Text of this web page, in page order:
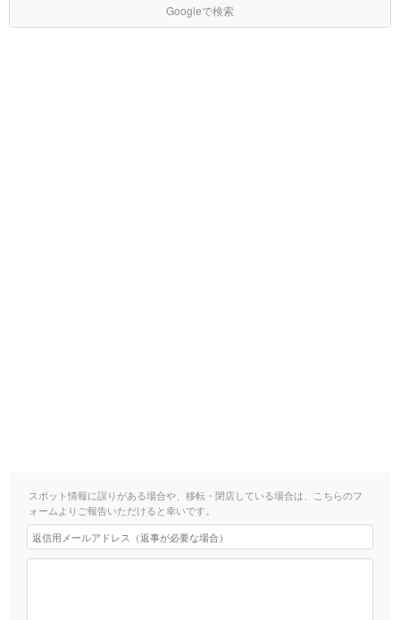
Googleで検索
スポット情報に誤りがある場合や、移転・閉店している場合は、こちらのフ
ォームよりご報告いただけると幸いです。